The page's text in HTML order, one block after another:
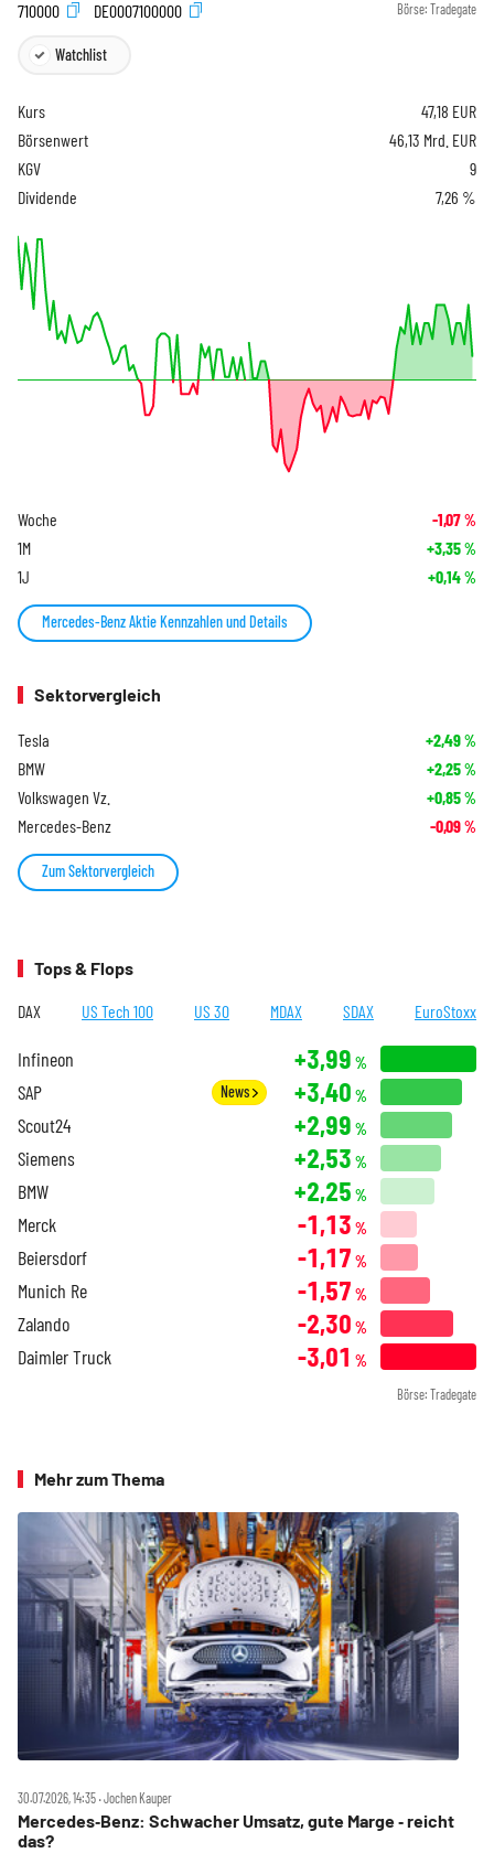
710000 DE0007100000 Börse: Tradegate
Watchlist
Kurs 47,18 EUR
Börsenwert
46,13 Mrd. EUR
KGV
9
Dividende
7,26 %
Woche -1,07%
1M +3,35%
1J +0,14%
Mercedes-Benz Aktie Kennzahlen und Details
Sektorvergleich
Tesla +2,49%
BMW +2,25%
Volkswagen Vz. +0,85%
Mercedes-Benz -0,09%
Zum Sektorvergleich
Tops & Flops
DAX US Tech 100 US 30 MDAX SDAX EuroStoxx
Infineon +3,99 %
SAP News +3,40 %
Scout24 +2,99 %
Siemens +2,53 %
BMW +2,25 %
Merck -1,13 %
Beiersdorf -1,17 %
Munich Re -1,57 %
Zalando -2,30 %
Daimler Truck -3,01 %
Börse: Tradegate
Mehr zum Thema
30.07.2026, 14:35 ‧ Jochen Kauper
Mercedes‑Benz: Schwacher Umsatz, gute Marge ‑ reicht
das?